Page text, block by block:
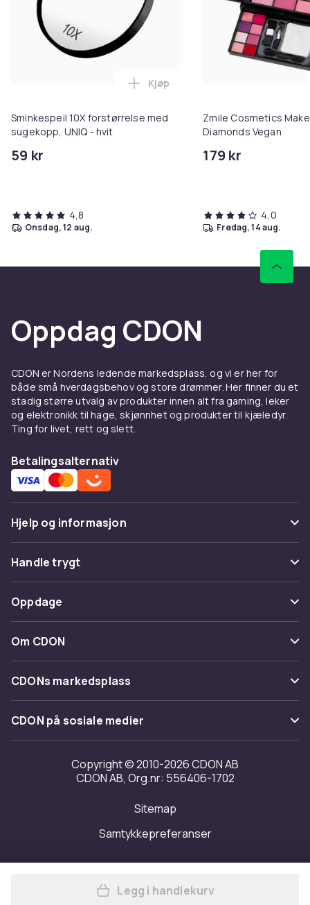
Sminkespeil 10X forstørrelse med
sugekopp, UNIQ - hvit
59 kr
Legg Sminkespeil 10X
Kjøp
4,8
onsdag, 12 aug.
Zmile Cosmetics
Diamonds Vegan
179 kr
4,0
fredag, 14 aug.
Oppdag CDON
CDON er Nordens ledende markedsplass, og vi er her for
både små hverdagsbehov og store drømmer. Her finner du et
stadig større utvalg av produkter innen alt fra gaming, leker
og elektronikk til hage, skjønnhet og produkter til kjæledyr.
Ting for livet, rett og slett.
Betalingsalternativ
Hjelp og informasjon
Vanlige spørsmål
Spor pakke
Angre & returner her
Kontakt oss
Handle trygt
Betaling
Levering
Tilbakekallinger
Oppdage
Kategorier
Varemerker
Om CDON
Om oss
Kundeanmeldelser
Jobbe på CDON
Investor relations
Tilgjengelighet
CDONs markedsplass
Merchant Help Center
CDON på sosiale medier
Copyright © 2010-2026 CDON AB
CDON AB, Org.nr: 556406-1702
Sitemap
Samtykkepreferanser
Legg Luksja Aroma
Legg i handlekurv